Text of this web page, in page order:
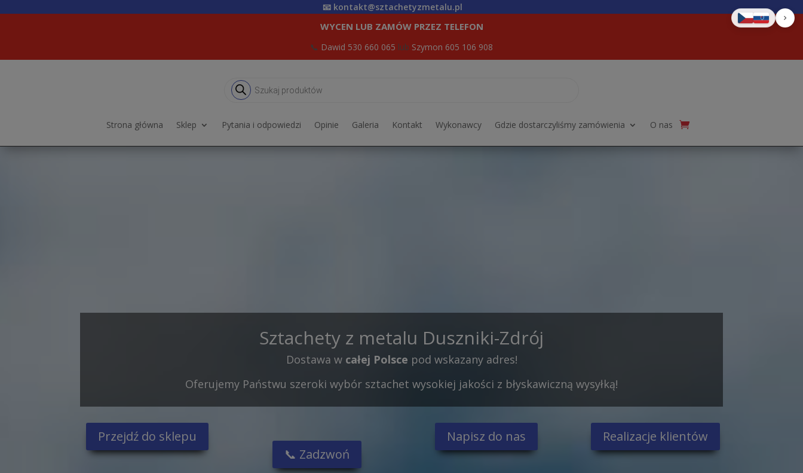
📧 kontakt@sztachetyzmetalu.pl
WYCEN LUB ZAMÓW PRZEZ TELEFON
📞 Dawid 530 660 065 lub Szymon 605 106 908
Wyszukiwarka
produktów
Strona główna Sklep Pytania i odpowiedzi Opinie Galeria Kontakt Wykonawcy Gdzie dostarczyliśmy zamówienia O nas
Sztachety z metalu Duszniki-Zdrój
Dostawa w całej Polsce pod wskazany adres!
Oferujemy Państwu szeroki wybór sztachet wysokiej jakości z błyskawiczną wysyłką!
Przejdź do sklepu
📞 Zadzwoń
Napisz do nas Realizacje klientów